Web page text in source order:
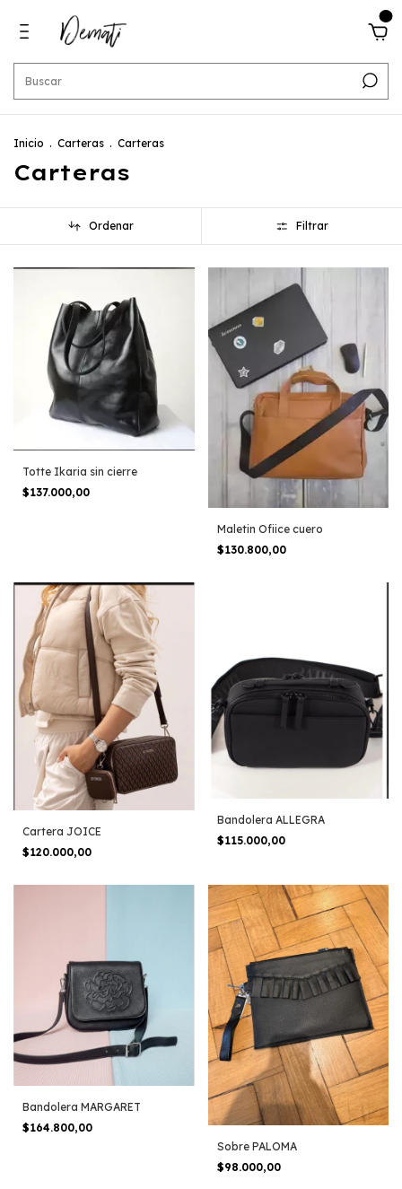
Inicio . Carteras . Carteras
Carteras
Ordenar Filtrar
Totte Ikaria sin cierre
$137.000,00
Maletin Ofiice cuero
$130.800,00
Cartera JOICE
$120.000,00
Bandolera ALLEGRA
$115.000,00
Bandolera MARGARET
$164.800,00
Sobre PALOMA
$98.000,00